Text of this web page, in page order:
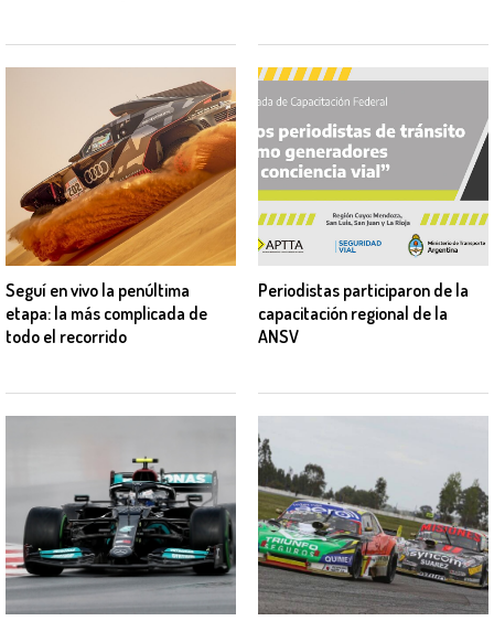
Seguí en vivo la penúltima
etapa: la más complicada de
todo el recorrido
Periodistas participaron de la
capacitación regional de la
ANSV